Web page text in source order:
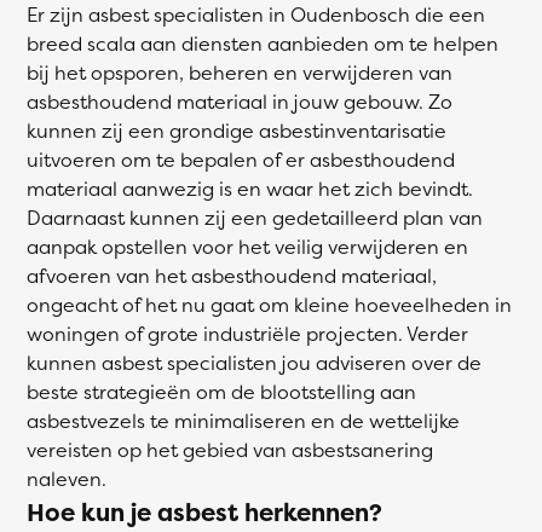
Er zijn asbest specialisten in Oudenbosch die een
breed scala aan diensten aanbieden om te helpen
bij het opsporen, beheren en verwijderen van
asbesthoudend materiaal in jouw gebouw. Zo
kunnen zij een grondige asbestinventarisatie
uitvoeren om te bepalen of er asbesthoudend
materiaal aanwezig is en waar het zich bevindt.
Daarnaast kunnen zij een gedetailleerd plan van
aanpak opstellen voor het veilig verwijderen en
afvoeren van het asbesthoudend materiaal,
ongeacht of het nu gaat om kleine hoeveelheden in
woningen of grote industriële projecten. Verder
kunnen asbest specialisten jou adviseren over de
beste strategieën om de blootstelling aan
asbestvezels te minimaliseren en de wettelijke
vereisten op het gebied van asbestsanering
naleven.
Hoe kun je asbest herkennen?